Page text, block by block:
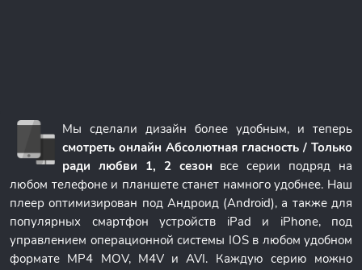
Мы сделали дизайн более удобным, и теперь
смотреть онлайн Абсолютная гласность / Только
ради любви 1, 2 сезон все серии подряд на
любом телефоне и планшете станет намного удобнее. Наш
плеер оптимизирован под Андроид (Android), а также для
популярных смартфон устройств iPad и iPhone, под
управлением операционной системы IOS в любом удобном
формате MP4 MOV, M4V и AVI. Каждую серию можно